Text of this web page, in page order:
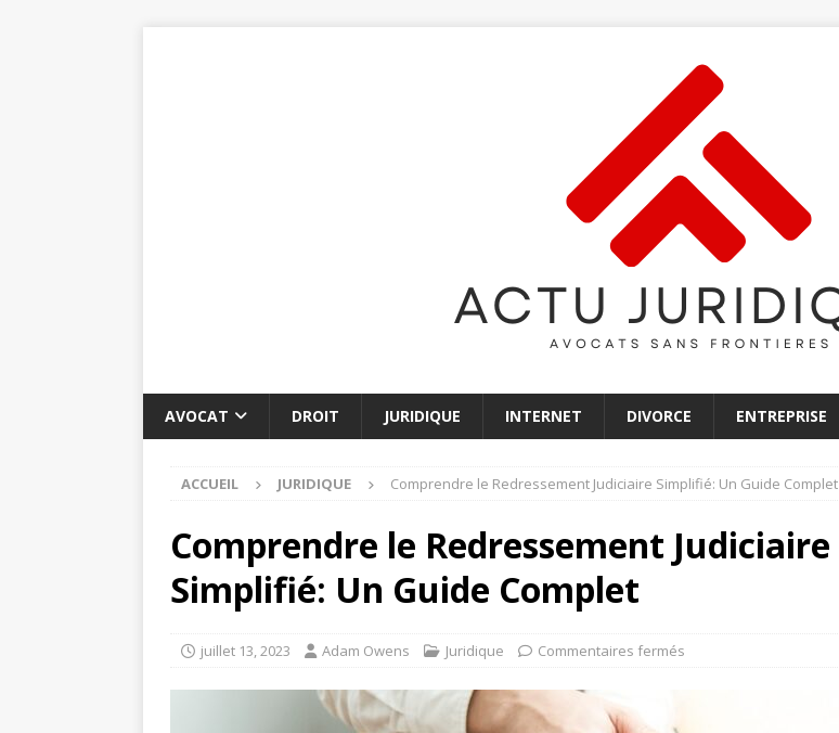
AVOCAT DROIT JURIDIQUE INTERNET DIVORCE ENTREPRISE
ACCUEIL JURIDIQUE Comprendre le Redressement Judiciaire Simplifié: Un Guide Complet
Comprendre le Redressement Judiciaire
Simplifié: Un Guide Complet
juillet 13, 2023 Adam Owens Juridique Commentaires fermés